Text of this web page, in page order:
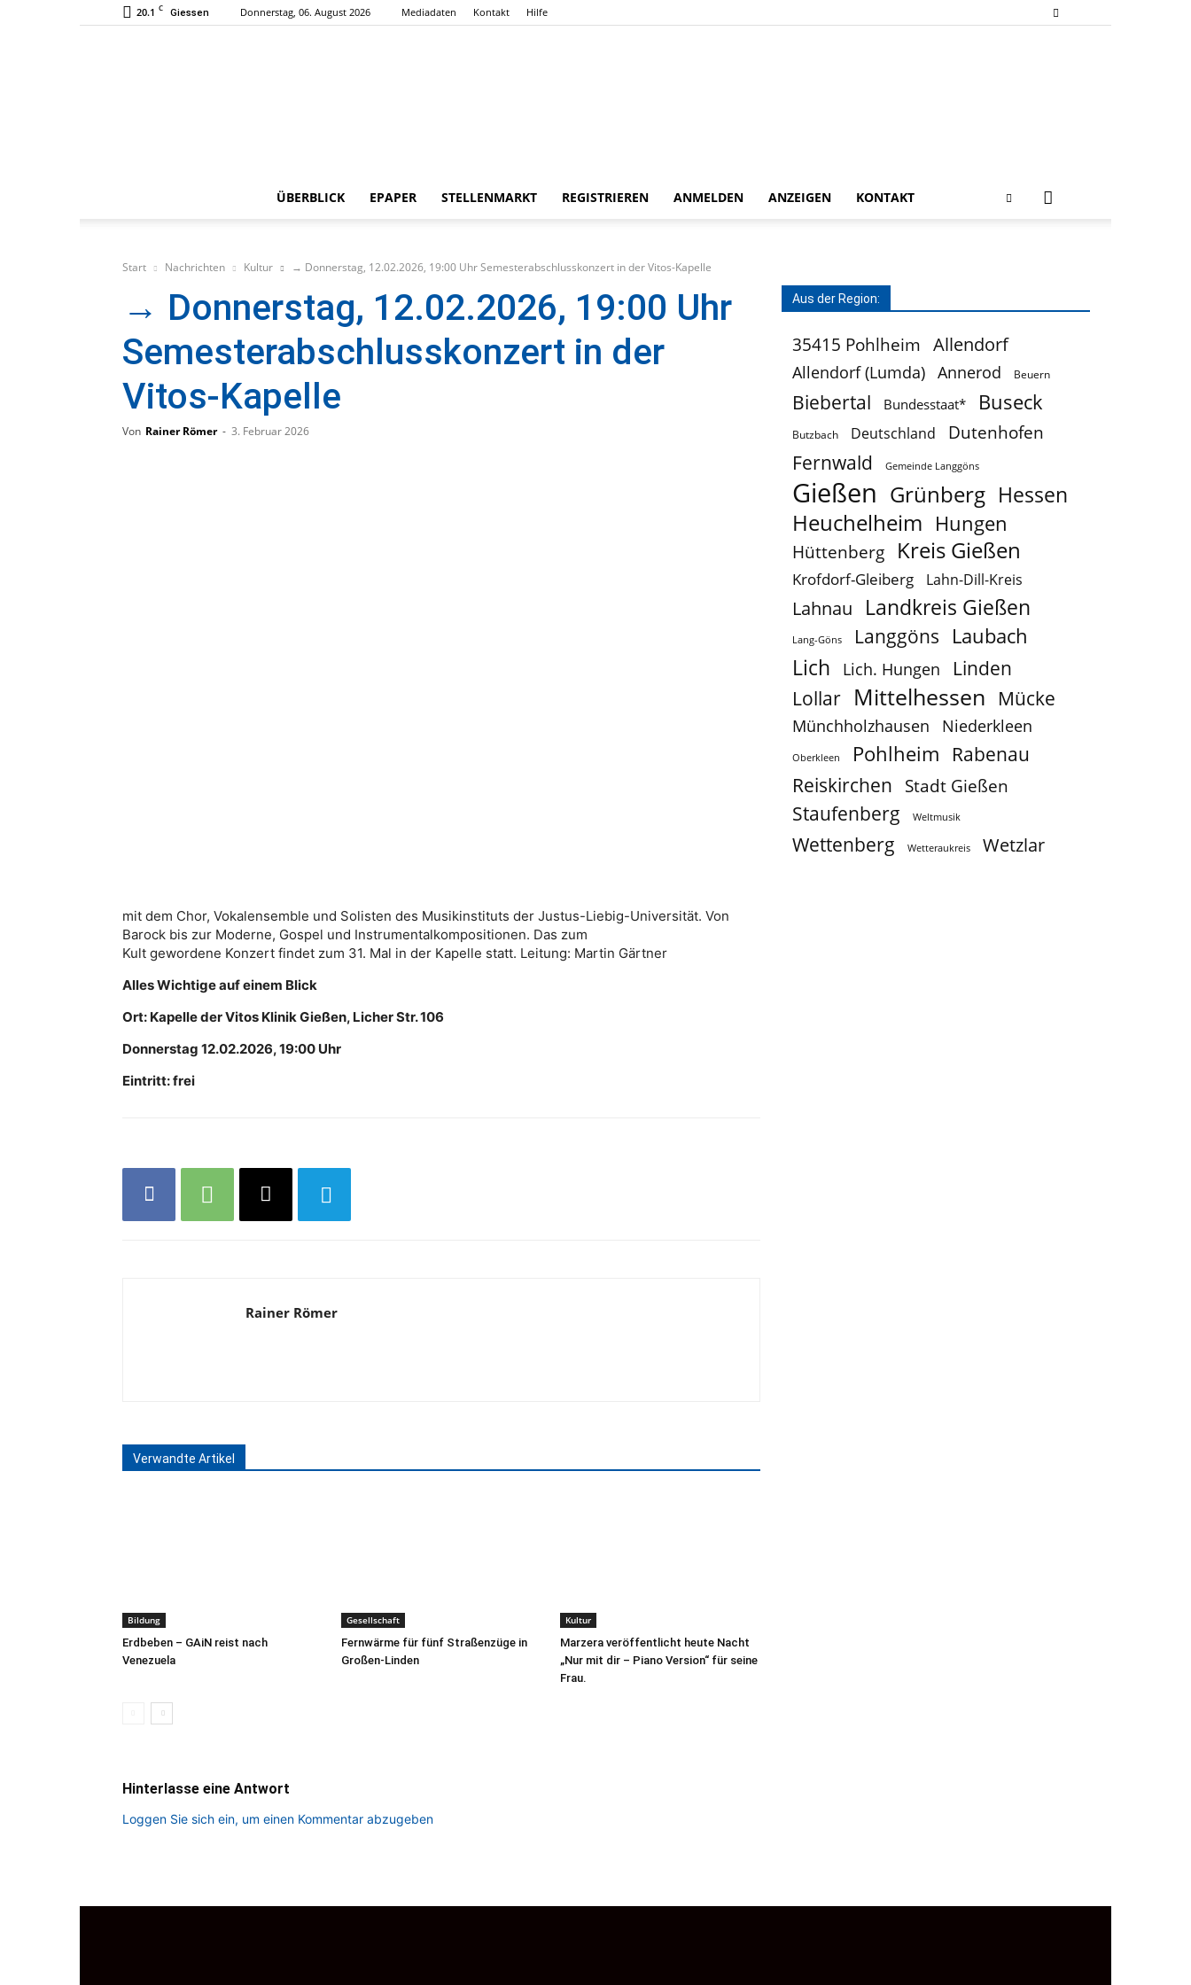
20.1 C Giessen Donnerstag, 06. August 2026 Mediadaten Kontakt Hilfe
Zeitung
ÜBERBLICK EPAPER STELLENMARKT REGISTRIEREN ANMELDEN ANZEIGEN KONTAKT
Start Nachrichten Kultur → Donnerstag, 12.02.2026, 19:00 Uhr Semesterabschlusskonzert in der Vitos-Kapelle
→ Donnerstag, 12.02.2026, 19:00 Uhr
Semesterabschlusskonzert in der
Vitos-Kapelle
Von Rainer Römer - 3. Februar 2026
mit dem Chor, Vokalensemble und Solisten des Musikinstituts der Justus-Liebig-Universität. Von
Barock bis zur Moderne, Gospel und Instrumentalkompositionen. Das zum
Kult gewordene Konzert findet zum 31. Mal in der Kapelle statt. Leitung: Martin Gärtner
Alles Wichtige auf einem Blick
Ort: Kapelle der Vitos Klinik Gießen, Licher Str. 106
Donnerstag 12.02.2026, 19:00 Uhr
Eintritt: frei
Rainer Römer
Verwandte Artikel
Bildung
Erdbeben – GAiN reist nach
Venezuela
Gesellschaft
Fernwärme für fünf Straßenzüge in
Großen-Linden
Kultur
Marzera veröffentlicht heute Nacht
„Nur mit dir – Piano Version“ für seine
Frau.
Hinterlasse eine Antwort
Loggen Sie sich ein, um einen Kommentar abzugeben
Aus der Region:
35415 Pohlheim Allendorf
Allendorf (Lumda) Annerod Beuern
Biebertal Bundesstaat* Buseck
Butzbach Deutschland Dutenhofen
Fernwald Gemeinde Langgöns
Gießen Grünberg Hessen
Heuchelheim Hungen
Hüttenberg Kreis Gießen
Krofdorf-Gleiberg Lahn-Dill-Kreis
Lahnau Landkreis Gießen
Lang-Göns Langgöns Laubach
Lich Lich. Hungen
Linden
Lollar Mittelhessen Mücke
Münchholzhausen Niederkleen
Oberkleen Pohlheim Rabenau
Reiskirchen Stadt Gießen
Staufenberg Weltmusik
Wettenberg Wetteraukreis Wetzlar